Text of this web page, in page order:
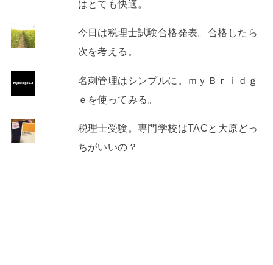
はとても快適。
今日は税理士試験合格発表。合格したら
次を考える。
名刺管理はシンプルに。ｍｙＢｒｉｄｇ
ｅを使ってみる。
税理士受験。専門学校はTACと大原どっ
ちがいいの？